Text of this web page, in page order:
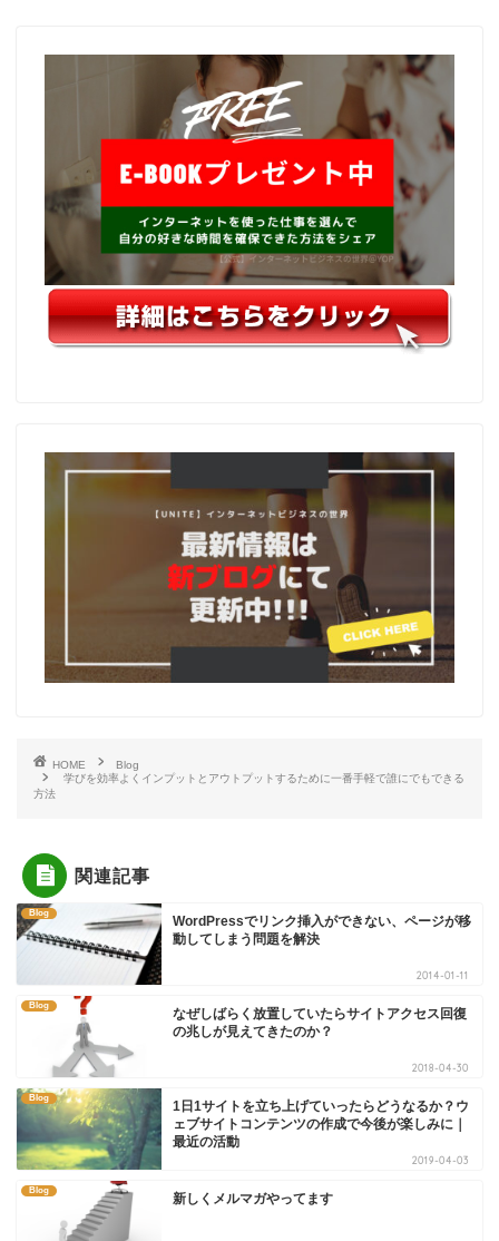
HOME
Blog
学びを効率よくインプットとアウトプットするために一番手軽で誰にでもできる
方法
関連記事
Blog
WordPressでリンク挿入ができない、ページが移
動してしまう問題を解決
2014-01-11
Blog
なぜしばらく放置していたらサイトアクセス回復
の兆しが見えてきたのか？
2018-04-30
Blog
1日1サイトを立ち上げていったらどうなるか？ウ
ェブサイトコンテンツの作成で今後が楽しみに｜
最近の活動
2019-04-03
Blog
新しくメルマガやってます